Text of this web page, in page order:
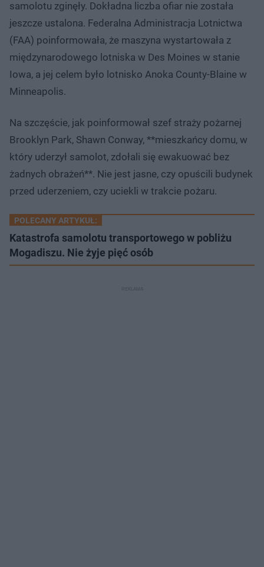
samolotu zginęły. Dokładna liczba ofiar nie została
jeszcze ustalona. Federalna Administracja Lotnictwa
(FAA) poinformowała, że maszyna wystartowała z
międzynarodowego lotniska w Des Moines w stanie
Iowa, a jej celem było lotnisko Anoka County-Blaine w
Minneapolis.
Na szczęście, jak poinformował szef straży pożarnej
Brooklyn Park, Shawn Conway, **mieszkańcy domu, w
który uderzył samolot, zdołali się ewakuować bez
żadnych obrażeń**. Nie jest jasne, czy opuścili budynek
przed uderzeniem, czy uciekli w trakcie pożaru.
POLECANY ARTYKUŁ:
Katastrofa samolotu transportowego w pobliżu
Mogadiszu. Nie żyje pięć osób